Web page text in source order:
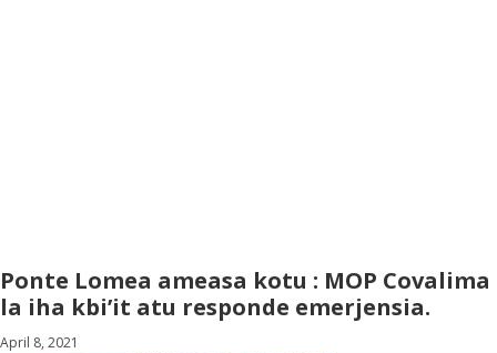
Ponte Lomea ameasa kotu : MOP Covalima
la iha kbi’it atu responde emerjensia.
April 8, 2021